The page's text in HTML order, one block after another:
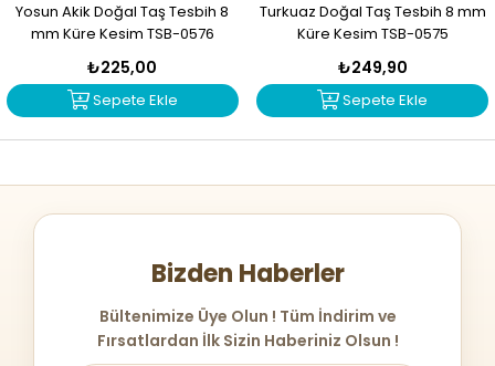
Yosun Akik Doğal Taş Tesbih 8
mm Küre Kesim TSB-0576
₺225,00
Sepete Ekle
Turkuaz Doğal Taş Tesbih 8 mm
Küre Kesim TSB-0575
₺249,90
Sepete Ekle
Bizden Haberler
Bültenimize Üye Olun ! Tüm İndirim ve
Fırsatlardan İlk Sizin Haberiniz Olsun !